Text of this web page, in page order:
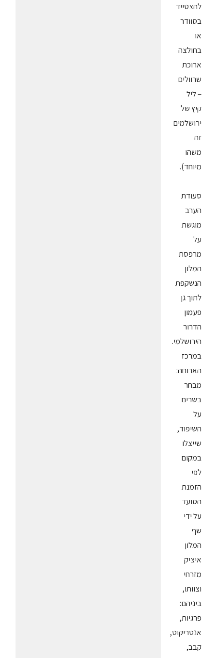
להצטייד
בסוודר
או
בחולצה
ארוכת
שרוולים
– ליל
קיץ של
ירושלמים
זה
משהו
מיוחד).
סעודת
הערב
מוגשת
על
מרפסת
המלון
הנשקפת
לתוך גן
פעמון
הדרור
הירושלמי.
במרכז
הארוחה:
מבחר
בשרים
על
השיפוד,
שייצלו
במקום
לפי
הזמנת
הסועד
על ידי
שף
המלון
איציק
מזרחי
וצוותו,
ביניהם:
פרגיות,
אנטריקוט,
קבב,